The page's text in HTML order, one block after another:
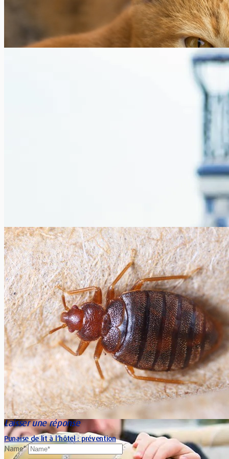
Japon : îles aux chats et aux lapins
Xavier Van Caneghem 0
Le Japon compte un très grand nombre de petites îles qui sont
habitées par des familles de pêcheurs. Ces dernières...
Punaise de lit à l’hôtel : prévention
Laisser une réponse
Name*